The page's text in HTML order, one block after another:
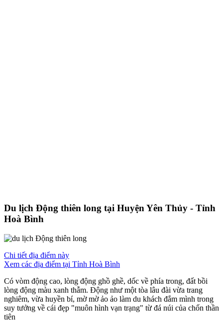
Du lịch Động thiên long tại Huyện Yên Thủy - Tỉnh
Hoà Bình
Chi tiết địa điểm này
Xem các địa điểm tại Tỉnh Hoà Bình
Có vòm động cao, lòng động ghồ ghề, dốc về phía trong, đất bồi
lòng động màu xanh thẫm. Động như một tòa lâu đài vừa trang
nghiêm, vừa huyền bí, mờ mờ ảo ảo làm du khách đắm mình trong
suy tưởng về cái đẹp "muôn hình vạn trạng" từ đá núi của chốn thần
tiên